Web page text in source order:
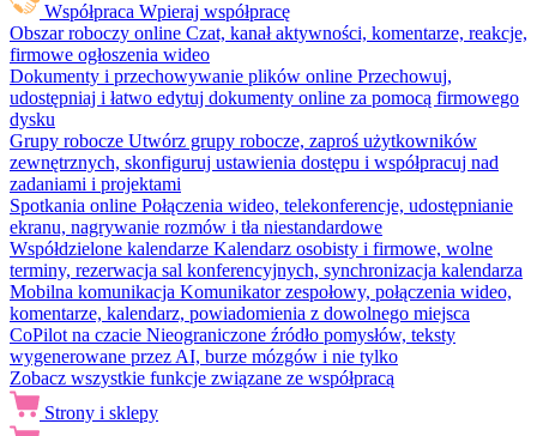
Współpraca Wpieraj współpracę
Obszar roboczy online Czat, kanał aktywności, komentarze, reakcje,
firmowe ogłoszenia wideo
Dokumenty i przechowywanie plików online Przechowuj,
udostępniaj i łatwo edytuj dokumenty online za pomocą firmowego
dysku
Grupy robocze Utwórz grupy robocze, zaproś użytkowników
zewnętrznych, skonfiguruj ustawienia dostępu i współpracuj nad
zadaniami i projektami
Spotkania online Połączenia wideo, telekonferencje, udostępnianie
ekranu, nagrywanie rozmów i tła niestandardowe
Współdzielone kalendarze Kalendarz osobisty i firmowe, wolne
terminy, rezerwacja sal konferencyjnych, synchronizacja kalendarza
Mobilna komunikacja Komunikator zespołowy, połączenia wideo,
komentarze, kalendarz, powiadomienia z dowolnego miejsca
CoPilot na czacie Nieograniczone źródło pomysłów, teksty
wygenerowane przez AI, burze mózgów i nie tylko
Zobacz wszystkie funkcje związane ze współpracą
Strony i sklepy